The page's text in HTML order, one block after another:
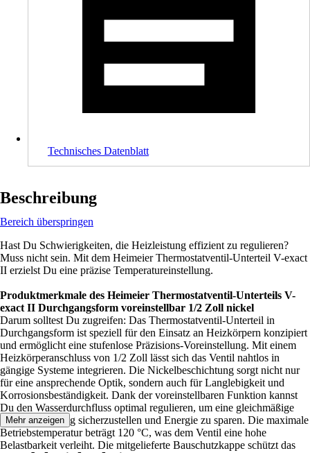
Technisches Datenblatt
Beschreibung
Bereich überspringen
Hast Du Schwierigkeiten, die Heizleistung effizient zu regulieren?
Muss nicht sein. Mit dem Heimeier Thermostatventil-Unterteil V-exact
II erzielst Du eine präzise Temperatureinstellung.
Produktmerkmale des Heimeier Thermostatventil-Unterteils V-
exact II Durchgangsform voreinstellbar 1/2 Zoll nickel
Darum solltest Du zugreifen: Das Thermostatventil-Unterteil in
Durchgangsform ist speziell für den Einsatz an Heizkörpern konzipiert
und ermöglicht eine stufenlose Präzisions-Voreinstellung. Mit einem
Heizkörperanschluss von 1/2 Zoll lässt sich das Ventil nahtlos in
gängige Systeme integrieren. Die Nickelbeschichtung sorgt nicht nur
für eine ansprechende Optik, sondern auch für Langlebigkeit und
Korrosionsbeständigkeit. Dank der voreinstellbaren Funktion kannst
Du den Wasserdurchfluss optimal regulieren, um eine gleichmäßige
Wärmeverteilung sicherzustellen und Energie zu sparen. Die maximale
Betriebstemperatur beträgt 120 °C, was dem Ventil eine hohe
Belastbarkeit verleiht. Die mitgelieferte Bauschutzkappe schützt das
Mehr anzeigen